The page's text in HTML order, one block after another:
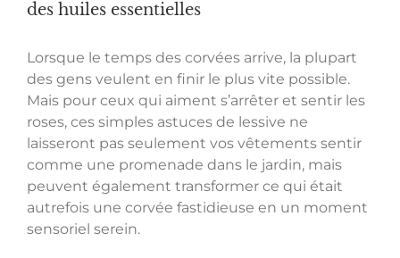
des huiles essentielles
Lorsque le temps des corvées arrive, la plupart
des gens veulent en finir le plus vite possible.
Mais pour ceux qui aiment s’arrêter et sentir les
roses, ces simples astuces de lessive ne
laisseront pas seulement vos vêtements sentir
comme une promenade dans le jardin, mais
peuvent également transformer ce qui était
autrefois une corvée fastidieuse en un moment
sensoriel serein.